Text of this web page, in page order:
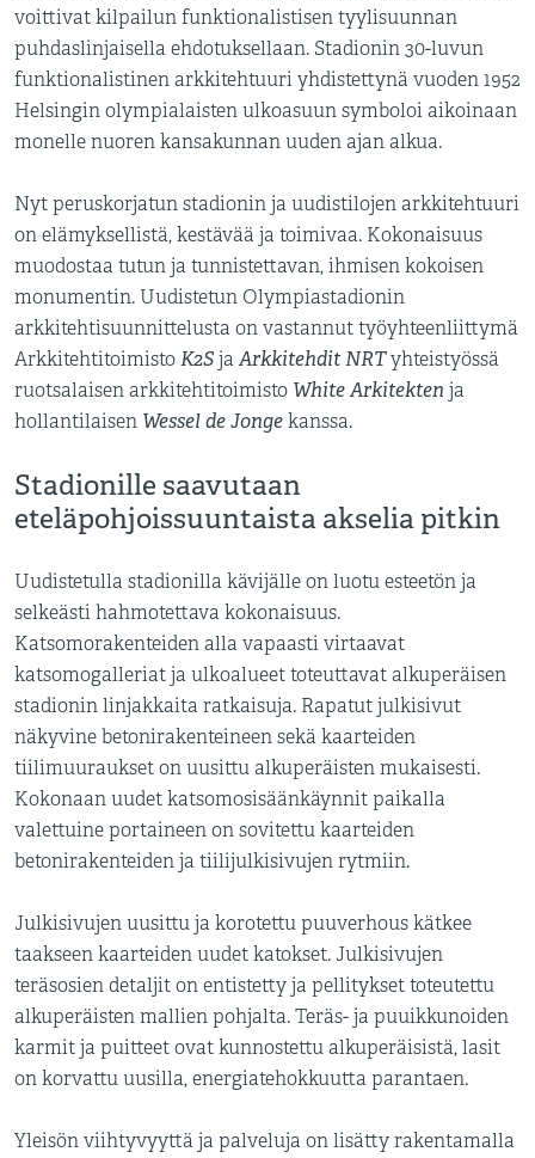
voittivat kilpailun funktionalistisen tyylisuunnan
puhdaslinjaisella ehdotuksellaan. Stadionin 30-luvun
funktionalistinen arkkitehtuuri yhdistettynä vuoden 1952
Helsingin olympialaisten ulkoasuun symboloi aikoinaan
monelle nuoren kansakunnan uuden ajan alkua.
Nyt peruskorjatun stadionin ja uudistilojen arkkitehtuuri
on elämyksellistä, kestävää ja toimivaa. Kokonaisuus
muodostaa tutun ja tunnistettavan, ihmisen kokoisen
monumentin. Uudistetun Olympiastadionin
arkkitehtisuunnittelusta on vastannut työyhteenliittymä
Arkkitehtitoimisto K2S jaArkkitehdit NRTyhteistyössä
ruotsalaisen arkkitehtitoimisto White Arkitekten ja
hollantilaisen Wessel de Jonge kanssa.
Stadionille saavutaan
eteläpohjoissuuntaista akselia pitkin
Uudistetulla stadionilla kävijälle on luotu esteetön ja
selkeästi hahmotettava kokonaisuus.
Katsomorakenteiden alla vapaasti virtaavat
katsomogalleriat ja ulkoalueet toteuttavat alkuperäisen
stadionin linjakkaita ratkaisuja. Rapatut julkisivut
näkyvine betonirakenteineen sekä kaarteiden
tiilimuuraukset on uusittu alkuperäisten mukaisesti.
Kokonaan uudet katsomosisäänkäynnit paikalla
valettuine portaineen on sovitettu kaarteiden
betonirakenteiden ja tiilijulkisivujen rytmiin.
Julkisivujen uusittu ja korotettu puuverhous kätkee
taakseen kaarteiden uudet katokset. Julkisivujen
teräsosien detaljit on entistetty ja pellitykset toteutettu
alkuperäisten mallien pohjalta. Teräs- ja puuikkunoiden
karmit ja puitteet ovat kunnostettu alkuperäisistä, lasit
on korvattu uusilla, energiatehokkuutta parantaen.
Yleisön viihtyvyyttä ja palveluja on lisätty rakentamalla